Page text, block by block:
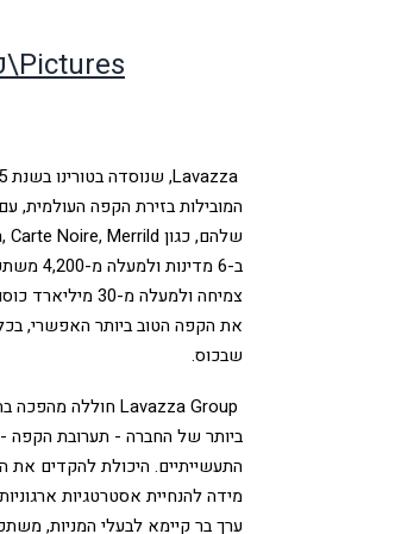
Pictures\פולי קפה Qualita Rossa קרדיט צילום LAVAZZA
Lavazza, שנוסדה בטורינו בשנת 1895, נמצאת בבעלות משפחת
שלהם, כגון Carte Noire, Merrild
צמיחה ולמעלה מ-30 מיליארד כוסות קפה
את הקפה הטוב ביותר האפשרי,
שבכוס.
Lavazza Group חוללה מהפכה
ביותר של החברה - תערובת הקפה
התעשייתיים. היכולת להקדים את
מידה להנחיית אסטרטגיות
ערך בר קיימא לבעלי המניות,